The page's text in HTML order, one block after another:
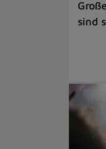
sind